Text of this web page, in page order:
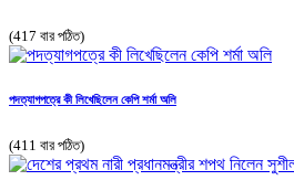
(417 বার পঠিত)
পদত্যাগপত্রে কী লিখেছিলেন কেপি শর্মা অলি
(411 বার পঠিত)